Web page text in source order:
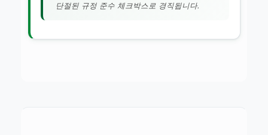
단절된 규정 준수 체크박스로 경직됩니다.